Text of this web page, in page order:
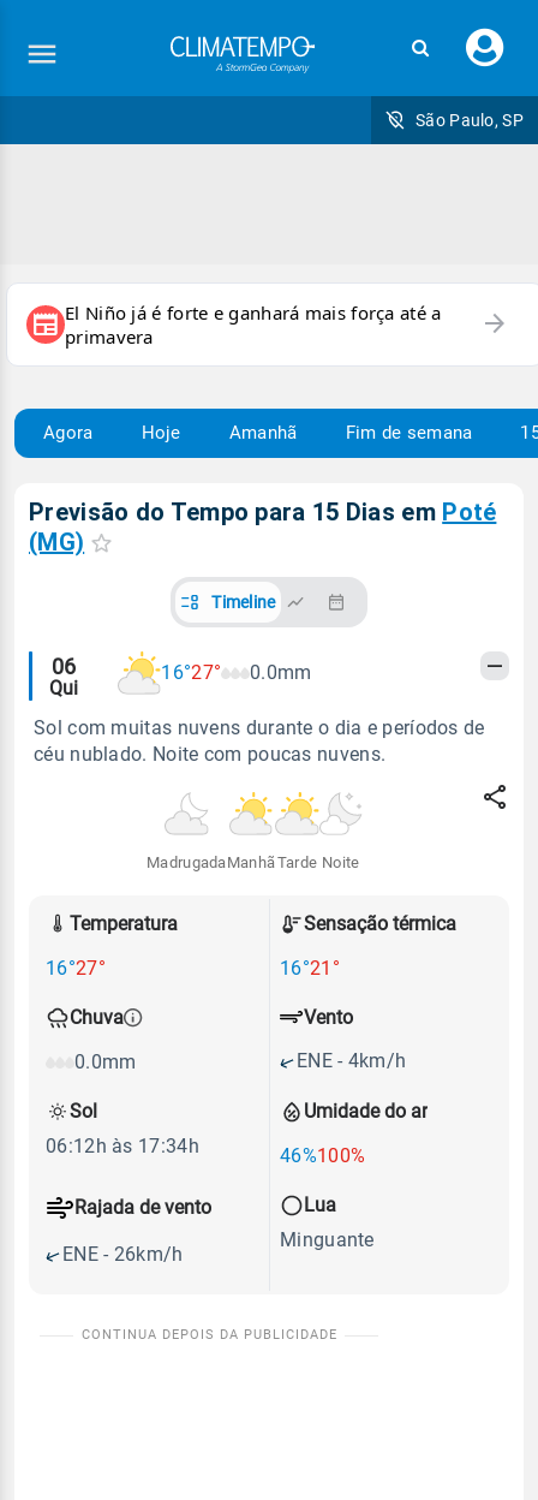
seu
São Paulo, SP
newspaper El Niño já é forte e ganhará mais força até a
primavera
arrow_forward
Agora Hoje Amanhã Fim de semana
Previsão do Tempo para 15 Dias em Poté
(MG)
Timeline
Alertas
meteorológicos
06
Qui
16°27° 0.0mm
Sol com muitas nuvens durante o dia e períodos de
céu nublado. Noite com poucas nuvens.
Madrugada Manhã Tarde Noite
Temperatura
16°27°
Sensação térmica
16°21°
Chuva
0.0mm
Umidade do ar
46%100%
Vento
ENE - 4km/h
Rajada de vento
ENE - 26km/h
Sol
06:12h às 17:34h
Lua
Minguante